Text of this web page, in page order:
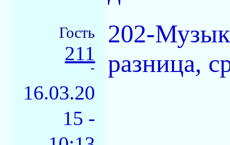
Гость
211
-
16.03.20
15 -
202-
разница,